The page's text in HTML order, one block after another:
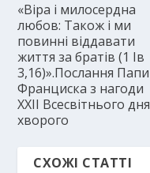
«Віра і милосердна
любов: Також і ми
повинні віддавати
життя за братів (1 Ів
3,16)».Послання Папи
Франциска з нагоди
ХХІІ Всесвітнього дня
хворого
СХОЖІ СТАТТІ